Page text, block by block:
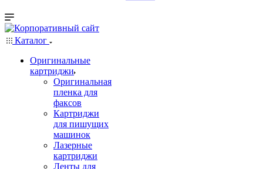
Каталог
Оригинальные
картриджи
Оригинальная
пленка для
факсов
Картриджи
для пишущих
машинок
Лазерные
картриджи
Ленты для